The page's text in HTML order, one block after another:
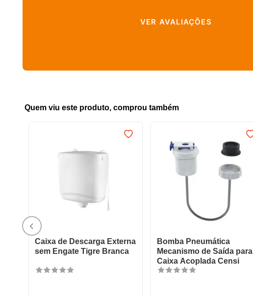
VER AVALIAÇÕES
Quem viu este produto, comprou também
Caixa de Descarga Externa
sem Engate Tigre Branca
Bomba Pneumática
Mecanismo de Saída para
Caixa Acoplada Censi